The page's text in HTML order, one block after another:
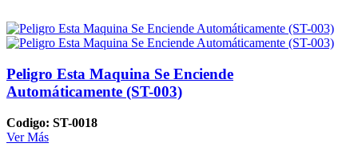
Peligro Esta Maquina Se Enciende
Automáticamente (ST-003)
Codigo: ST-0018
Ver Más